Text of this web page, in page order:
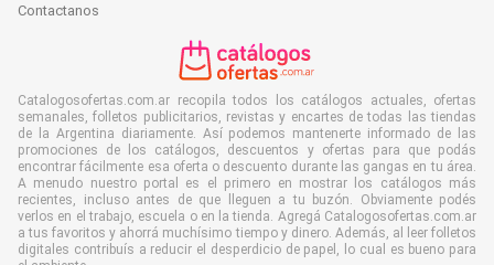
Contactanos
Catalogosofertas.com.ar recopila todos los catálogos actuales, ofertas
semanales, folletos publicitarios, revistas y encartes de todas las tiendas
de la Argentina diariamente. Así podemos mantenerte informado de las
promociones de los catálogos, descuentos y ofertas para que podás
encontrar fácilmente esa oferta o descuento durante las gangas en tu área.
A menudo nuestro portal es el primero en mostrar los catálogos más
recientes, incluso antes de que lleguen a tu buzón. Obviamente podés
verlos en el trabajo, escuela o en la tienda. Agregá Catalogosofertas.com.ar
a tus favoritos y ahorrá muchísimo tiempo y dinero. Además, al leer folletos
digitales contribuís a reducir el desperdicio de papel, lo cual es bueno para